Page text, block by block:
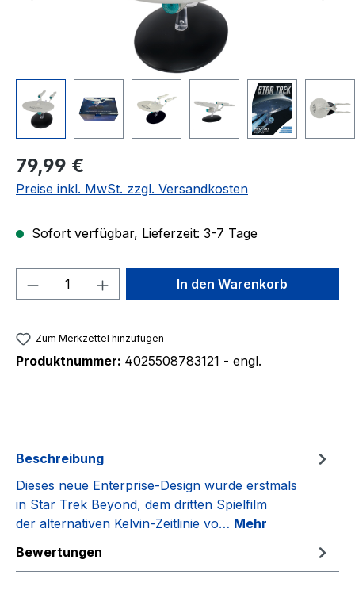
Regulärer Preis:
79,99 €
Preise inkl. MwSt. zzgl. Versandkosten
Sofort verfügbar, Lieferzeit: 3-7 Tage
Produkt Anzahl: Gib denIn den Warenkorb
Zum Merkzettel hinzufügen
Produktnummer: 4025508783121 - engl.
Beschreibung
Dieses neue Enterprise-Design wurde erstmals
in Star Trek Beyond, dem dritten Spielfilm
der alternativen Kelvin-Zeitlinie vo… Mehr
Bewertungen